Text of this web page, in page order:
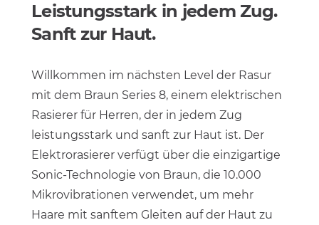
Leistungsstark in jedem Zug.
Sanft zur Haut.
Willkommen im nächsten Level der Rasur
mit dem Braun Series 8, einem elektrischen
Rasierer für Herren, der in jedem Zug
leistungsstark und sanft zur Haut ist. Der
Elektrorasierer verfügt über die einzigartige
Sonic-Technologie von Braun, die 10.000
Mikrovibrationen verwendet, um mehr
Haare mit sanftem Gleiten auf der Haut zu